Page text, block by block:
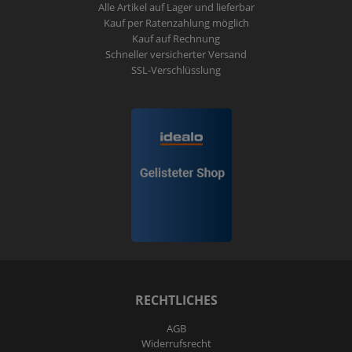
Alle Artikel auf Lager und lieferbar
Kauf per Ratenzahlung möglich
Kauf auf Rechnung
Schneller versicherter Versand
SSL-Verschlüsslung
RECHTLICHES
AGB
Widerrufs­recht